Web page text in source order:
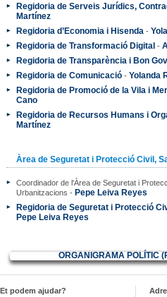
Regidoria de Serveis Jurídics,
Martínez
Regidoria d’Economia i Hisenda -
Regidoria de Transformació Digital -
Regidoria de Transparència i Bon
Regidoria de Comunicació- Yolanda
Regidoria de Promoció de la Vila i
Cano
Regidoria de Recursos Humans i
Martínez
Àrea de Seguretat i Protecció Civil,
Coordinador de l'Àrea de Seguretat i
Urbanitzacions - Pepe Leiva Reyes
Regidoria de Seguretat i Protecció
Pepe Leiva Reyes
ORGANIGRAMA POLÍTIC
Et podem ajudar?